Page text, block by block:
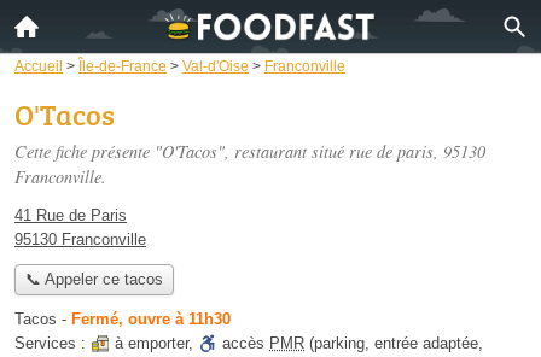
Accueil > Île-de-France > Val-d'Oise > Franconville
O'Tacos
Cette fiche présente "O'Tacos", restaurant situé rue de paris, 95130
Franconville.
41 Rue de Paris
95130 Franconville
📞 Appeler ce tacos
Tacos - Fermé, ouvre à 11h30
Services :
à emporter, accès PMR (parking, entrée adaptée,